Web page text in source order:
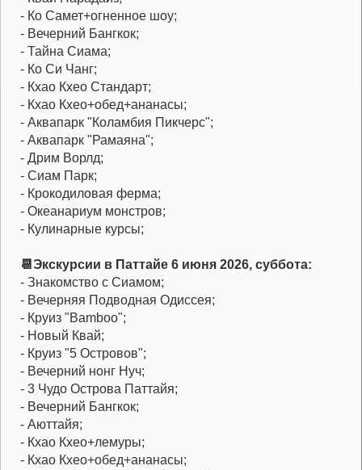
- Ко Самет+огненное шоу;
- Вечерний Бангкок;
- Тайна Сиама;
- Ко Си Чанг;
- Кхао Кхео Стандарт;
- Кхао Кхео+обед+ананасы;
- Аквапарк "Коламбия Пикчерс";
- Аквапарк "Рамаяна";
- Дрим Ворлд;
- Сиам Парк;
- Крокодиловая ферма;
- Океанариум монстров;
- Кулинарные курсы;
📆Экскурсии в Паттайе 6 июня 2026, суббота:
- Знакомство с Сиамом;
- Вечерняя Подводная Одиссея;
- Круиз "Bamboo";
- Новый Квай;
- Круиз "5 Островов";
- Вечерний нонг Нуч;
- 3 Чудо Острова Паттайя;
- Вечерний Бангкок;
- Аюттайя;
- Кхао Кхео+лемуры;
- Кхао Кхео+обед+ананасы;